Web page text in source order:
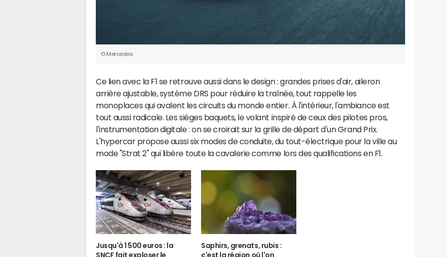
© Mercedes
Ce lien avec la F1 se retrouve aussi dans le design : grandes prises d'air, aileron
arrière ajustable, système DRS pour réduire la traînée, tout rappelle les
monoplaces qui avalent les circuits du monde entier. À l'intérieur, l'ambiance est
tout aussi radicale. Les sièges baquets, le volant inspiré de ceux des pilotes pros,
l'instrumentation digitale : on se croirait sur la grille de départ d'un Grand Prix.
L'hypercar propose aussi six modes de conduite, du tout-électrique pour la ville au
mode "Strat 2" qui libère toute la cavalerie comme lors des qualifications en F1.
Jusqu'à 1 500 euros : la
SNCF fait exploser le
Saphirs, grenats, rubis :
c'est la région où l'on